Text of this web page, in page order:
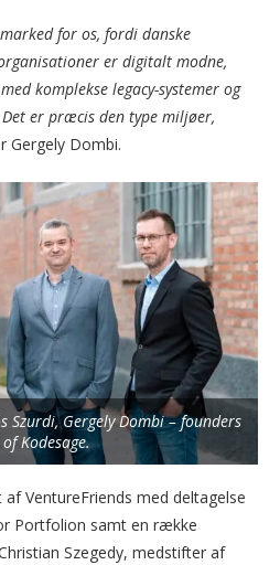
for os, fordi danske
er digitalt modne,
komplekse legacy-systemer og
er præcis den type miljøer,
Gergely Dombi.
Szurdi, Gergely Dombi – founders
of Kodesage.
VentureFriends med deltagelse
Portfolion samt en række
Szegedy, medstifter af